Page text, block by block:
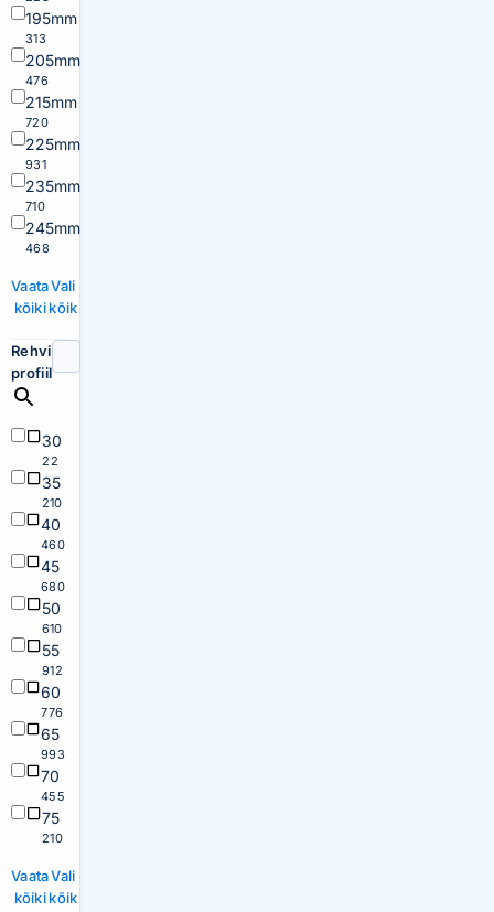
195mm
313
205mm
476
215mm
720
225mm
931
235mm
710
245mm
468
Vaata
kõiki
Vali
kõik
Rehvi
profiil
30
22
35
210
40
460
45
680
50
610
55
912
60
776
65
993
70
455
75
210
Vaata
kõiki
Vali
kõik